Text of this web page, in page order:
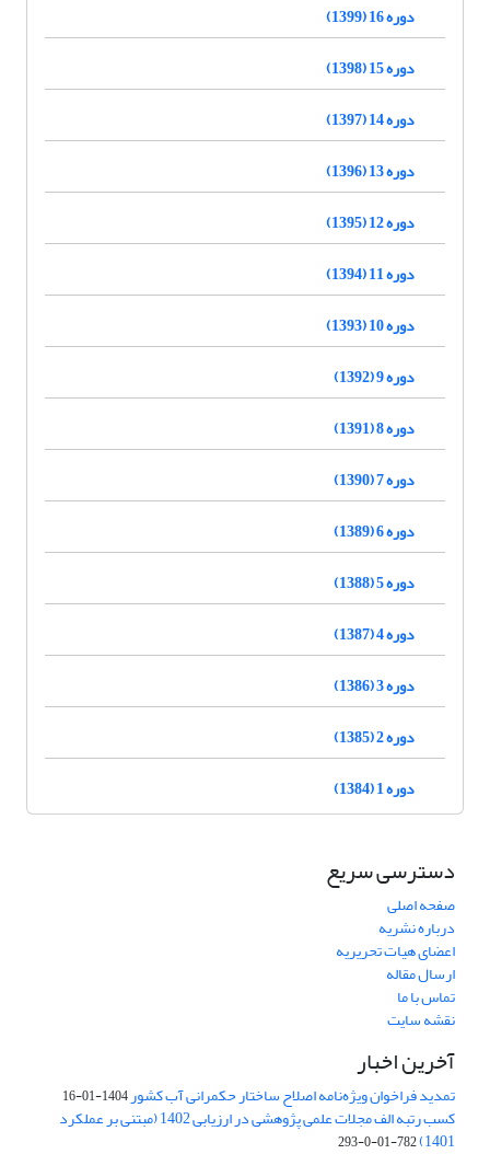
دوره 16 (1399)
دوره 15 (1398)
دوره 14 (1397)
دوره 13 (1396)
دوره 12 (1395)
دوره 11 (1394)
دوره 10 (1393)
دوره 9 (1392)
دوره 8 (1391)
دوره 7 (1390)
دوره 6 (1389)
دوره 5 (1388)
دوره 4 (1387)
دوره 3 (1386)
دوره 2 (1385)
دوره 1 (1384)
دسترسی سریع
صفحه اصلی
درباره نشریه
اعضای هیات تحریریه
ارسال مقاله
تماس با ما
نقشه سایت
آخرین اخبار
تمدید فراخوان ویژه‌نامه اصلاح ساختار حکمرانی آب کشور1404-01-16
کسب رتبه الف مجلات علمی پژوهشی در ارزیابی 1402 (مبتنی بر عملکرد
1401)
782-01-0-293